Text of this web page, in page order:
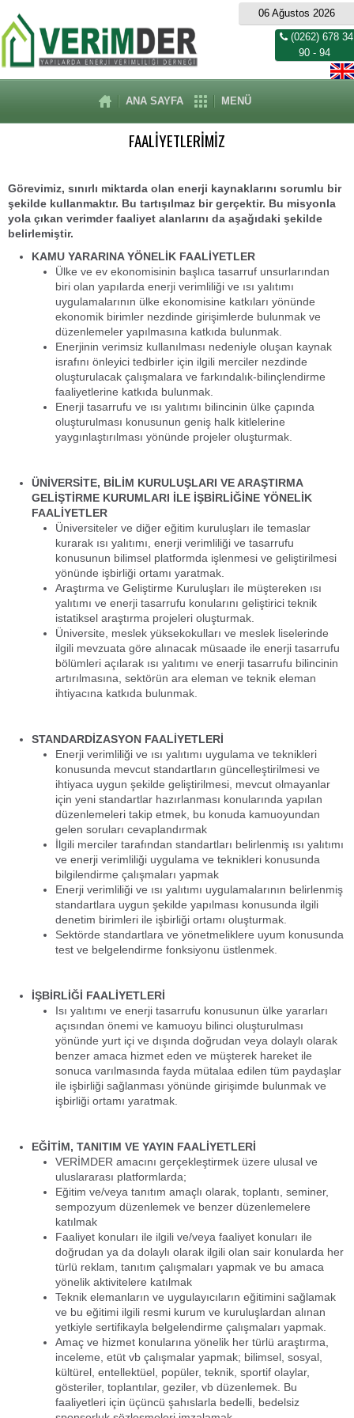
06 Ağustos 2026
(0262) 678 34
90 - 94
ANA SAYFA MENÜ
FAALİYETLERİMİZ
Görevimiz, sınırlı miktarda olan enerji kaynaklarını sorumlu bir
şekilde kullanmaktır. Bu tartışılmaz bir gerçektir. Bu misyonla
yola çıkan verimder faaliyet alanlarını da aşağıdaki şekilde
belirlemiştir.
KAMU YARARINA YÖNELİK FAALİYETLER
Ülke ve ev ekonomisinin başlıca tasarruf unsurlarından
biri olan yapılarda enerji verimliliği ve ısı yalıtımı
uygulamalarının ülke ekonomisine katkıları yönünde
ekonomik birimler nezdinde girişimlerde bulunmak ve
düzenlemeler yapılmasına katkıda bulunmak.
Enerjinin verimsiz kullanılması nedeniyle oluşan kaynak
israfını önleyici tedbirler için ilgili merciler nezdinde
oluşturulacak çalışmalara ve farkındalık-bilinçlendirme
faaliyetlerine katkıda bulunmak.
Enerji tasarrufu ve ısı yalıtımı bilincinin ülke çapında
oluşturulması konusunun geniş halk kitlelerine
yaygınlaştırılması yönünde projeler oluşturmak.
ÜNİVERSİTE, BİLİM KURULUŞLARI VE ARAŞTIRMA
GELİŞTİRME KURUMLARI İLE İŞBİRLİĞİNE YÖNELİK
FAALİYETLER
Üniversiteler ve diğer eğitim kuruluşları ile temaslar
kurarak ısı yalıtımı, enerji verimliliği ve tasarrufu
konusunun bilimsel platformda işlenmesi ve geliştirilmesi
yönünde işbirliği ortamı yaratmak.
Araştırma ve Geliştirme Kuruluşları ile müştereken ısı
yalıtımı ve enerji tasarrufu konularını geliştirici teknik
istatiksel araştırma projeleri oluşturmak.
Üniversite, meslek yüksekokulları ve meslek liselerinde
ilgili mevzuata göre alınacak müsaade ile enerji tasarrufu
bölümleri açılarak ısı yalıtımı ve enerji tasarrufu bilincinin
artırılmasına, sektörün ara eleman ve teknik eleman
ihtiyacına katkıda bulunmak.
STANDARDİZASYON FAALİYETLERİ
Enerji verimliliği ve ısı yalıtımı uygulama ve teknikleri
konusunda mevcut standartların güncelleştirilmesi ve
ihtiyaca uygun şekilde geliştirilmesi, mevcut olmayanlar
için yeni standartlar hazırlanması konularında yapılan
düzenlemeleri takip etmek, bu konuda kamuoyundan
gelen soruları cevaplandırmak
İlgili merciler tarafından standartları belirlenmiş ısı yalıtımı
ve enerji verimliliği uygulama ve teknikleri konusunda
bilgilendirme çalışmaları yapmak
Enerji verimliliği ve ısı yalıtımı uygulamalarının belirlenmiş
standartlara uygun şekilde yapılması konusunda ilgili
denetim birimleri ile işbirliği ortamı oluşturmak.
Sektörde standartlara ve yönetmeliklere uyum konusunda
test ve belgelendirme fonksiyonu üstlenmek.
İŞBİRLİĞİ FAALİYETLERİ
Isı yalıtımı ve enerji tasarrufu konusunun ülke yararları
açısından önemi ve kamuoyu bilinci oluşturulması
yönünde yurt içi ve dışında doğrudan veya dolaylı olarak
benzer amaca hizmet eden ve müşterek hareket ile
sonuca varılmasında fayda mütalaa edilen tüm paydaşlar
ile işbirliği sağlanması yönünde girişimde bulunmak ve
işbirliği ortamı yaratmak.
EĞİTİM, TANITIM VE YAYIN FAALİYETLERİ
VERİMDER amacını gerçekleştirmek üzere ulusal ve
uluslararası platformlarda;
Eğitim ve/veya tanıtım amaçlı olarak, toplantı, seminer,
sempozyum düzenlemek ve benzer düzenlemelere
katılmak
Faaliyet konuları ile ilgili ve/veya faaliyet konuları ile
doğrudan ya da dolaylı olarak ilgili olan sair konularda her
türlü reklam, tanıtım çalışmaları yapmak ve bu amaca
yönelik aktivitelere katılmak
Teknik elemanların ve uygulayıcıların eğitimini sağlamak
ve bu eğitimi ilgili resmi kurum ve kuruluşlardan alınan
yetkiyle sertifikayla belgelendirme çalışmaları yapmak.
Amaç ve hizmet konularına yönelik her türlü araştırma,
inceleme, etüt vb çalışmalar yapmak; bilimsel, sosyal,
kültürel, entellektüel, popüler, teknik, sportif olaylar,
gösteriler, toplantılar, geziler, vb düzenlemek. Bu
faaliyetleri için üçüncü şahıslarla bedelli, bedelsiz